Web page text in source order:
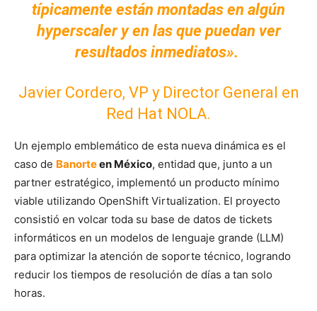
típicamente están montadas en algún
hyperscaler y en las que puedan ver
resultados inmediatos».
Javier Cordero, VP y Director General en
Red Hat NOLA.
Un ejemplo emblemático de esta nueva dinámica es el
caso de Banorteen México, entidad que, junto a un
partner estratégico, implementó un producto mínimo
viable utilizando OpenShift Virtualization. El proyecto
consistió en volcar toda su base de datos de tickets
informáticos en un modelos de lenguaje grande (LLM)
para optimizar la atención de soporte técnico, logrando
reducir los tiempos de resolución de días a tan solo
horas.